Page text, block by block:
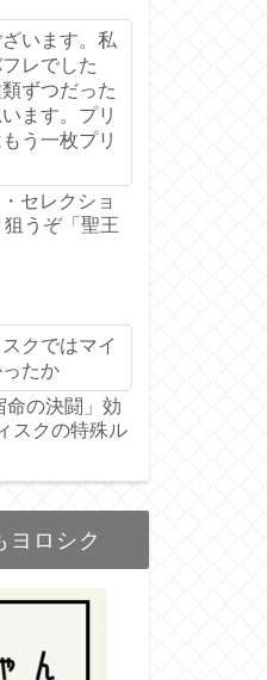
います。私
レでした
ずつだった
ます。プリ
う一枚プリ
セレクショ
うぞ「聖王
クではマイ
たか
命の決闘」効
スクの特殊ル
ヨロシク